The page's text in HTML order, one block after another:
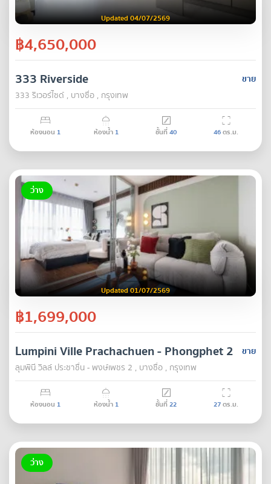
Updated 04/07/2569
฿4,650,000
ขาย
333 Riverside
333 ริเวอร์ไซด์ , บางซื่อ , กรุงเทพ
ห้องนอน 1 ห้องน้ำ 1 ชั้นที่40 46ตร.ม.
ว่าง
Updated 01/07/2569
฿1,699,000
ขาย
Lumpini Ville Prachachuen - Phongphet 2
ลุมพินี วิลล์ ประชาชื่น - พงษ์เพชร 2 , บางซื่อ , กรุงเทพ
ห้องนอน 1 ห้องน้ำ 1 ชั้นที่22 27ตร.ม.
ว่าง